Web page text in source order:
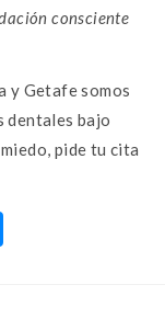
consciente
y Getafe somos
dentales bajo
pide tu cita